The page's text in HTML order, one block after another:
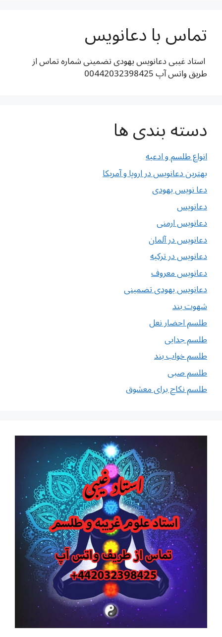
تماس با دعانویس
استاد غیبی دعانویس یهودی تضمینی شماره تماس از
طریق واتس آپ 00442032398425
دسته بندی ها
انواع طلسم و ادعیه
بهترین دعانویس در اروپا و آمریکا
دعا نویس یهودی
دعانویس
دعانویس ارمنی
دعانویس در آلمان
دعانویس در ترکیه
دعانویس معروف
دعانویس یهودی تضمینی
شهوت بند
طلسم احضار نعل
طلسم جدایی
طلسم خواب بند
طلسم صبی
طلسم نکاح برای معشوق